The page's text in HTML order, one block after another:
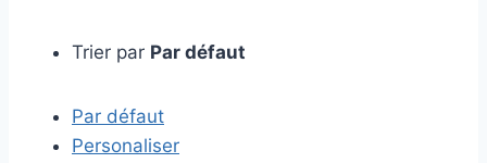
Trier par Par défaut
Par défaut
Personaliser